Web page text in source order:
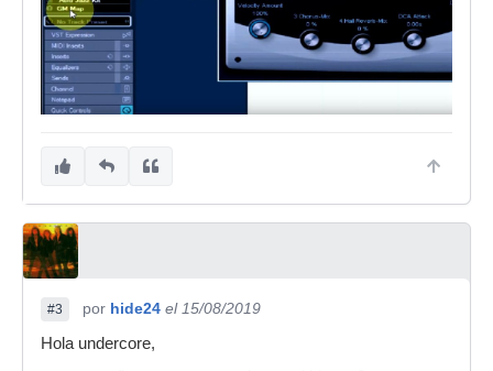
#3 por hide24 el 15/08/2019
Hola undercore,